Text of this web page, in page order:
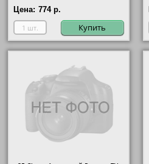
Цена: 774 р.
Купить